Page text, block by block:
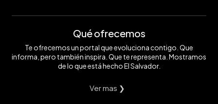
Qué ofrecemos
Te ofrecemos un portal que evoluciona contigo. Que
informa, pero también inspira. Que te representa. Mostramos
de lo que está hecho El Salvador.
Ver mas ❯